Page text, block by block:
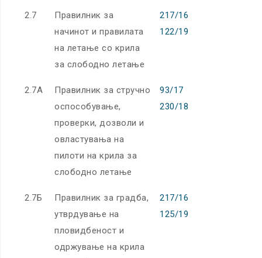
2.7
Правилник за
начинот и правилата
на летање со крила
за слободно летање
217/16
122/19
2.7А
Правилник за стручно
оспособување,
проверки, дозволи и
овластувања на
пилоти на крила за
слободно летање
93/17
230/18
2.7Б
Правилник за градба,
утврдување на
пловидбеност и
одржување на крила
217/16
125/19